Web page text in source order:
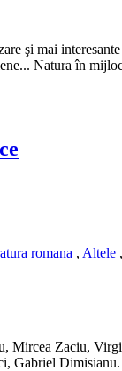
şi mai
Natura în
romana , Altele ,
Mircea Zaciu,
Gabriel Dimisianu.